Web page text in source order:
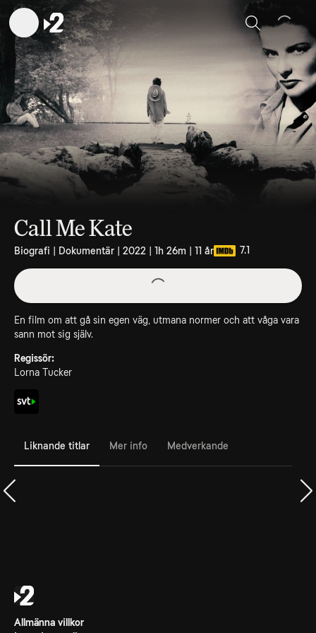
Sök
Call Me Kate
Biografi | Dokumentär | 2022 | 1h 26m | 11 år 7.1
En film om att gå sin egen väg, utmana normer och att våga vara
sann mot sig själv.
Regissör:
Lorna Tucker
Liknande titlar Mer info Medverkande
Allmänna villkor